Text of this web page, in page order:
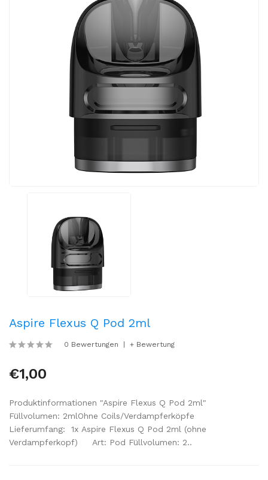
Aspire Flexus Q Pod 2ml
0 Bewertungen + Bewertung
€1,00
Produktinformationen "Aspire Flexus Q Pod 2ml"
Füllvolumen: 2mlOhne Coils/Verdampferköpfe
Lieferumfang: 1x Aspire Flexus Q Pod 2ml (ohne
Verdampferkopf) Art: Pod Füllvolumen: 2..